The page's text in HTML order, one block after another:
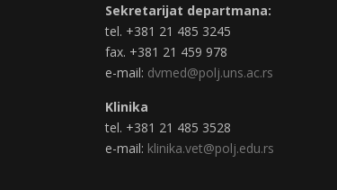
Sekretarijat departmana:
tel. +381 21 485 3245
fax. +381 21 459 978
e-mail: dvmed@polj.uns.ac.rs
Klinika
tel. +381 21 485 3528
e-mail: klinika.vet@polj.edu.rs